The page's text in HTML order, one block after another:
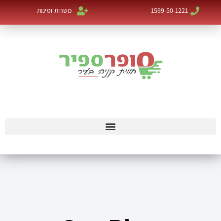
1599-50-1221 משרות זמינות